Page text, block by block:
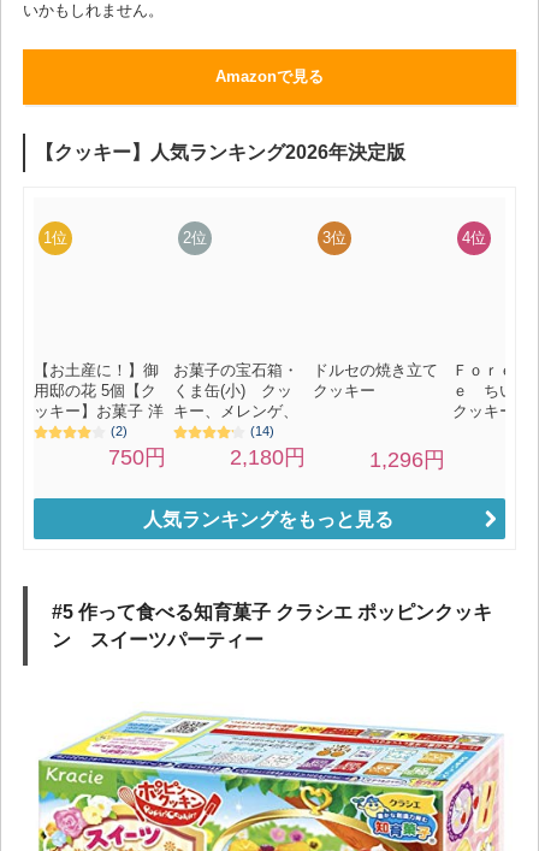
いかもしれません。
Amazonで見る
人気ランキングをもっと見る
#5 作って食べる知育菓子 クラシエ ポッピンクッキ
ン スイーツパーティー